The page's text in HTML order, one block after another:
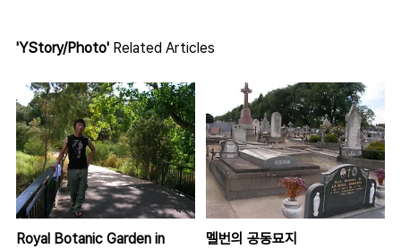
'YStory/Photo' Related Articles
Royal Botanic Garden in
멜번의 공동묘지